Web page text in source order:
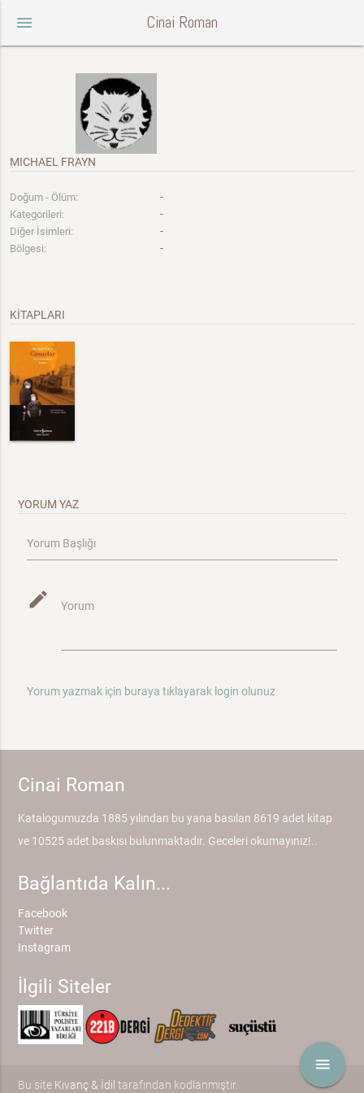
menu Cinai Roman
menu
MICHAEL FRAYN
Doğum - Ölüm: -
Kategorileri: -
Diğer İsimleri: -
Bölgesi: -
KİTAPLARI
YORUM YAZ
Yorum Başlığı
mode_edit Yorum
Yorum yazmak için buraya tıklayarak login olunuz
Cinai Roman
Katalogumuzda 1885 yılından bu yana basılan 8619 adet kitap
ve 10525 adet baskısı bulunmaktadır. Geceleri okumayınız!..
Bağlantıda Kalın...
Facebook
Twitter
Instagram
İlgili Siteler
Bu site Kıvanç & İdil tarafından kodlanmıştır.